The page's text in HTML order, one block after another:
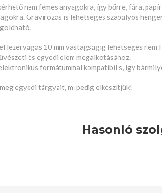
nem fémes anyagokra, így bőrre, fára,
Gravírozás is lehetséges szabályos
lézervágás 10 mm vastagságig lehetséges nem
és egyedi elem megalkotásához.
formátummal kompatibilis, így
egyedi tárgyait, mi pedig elkészítjük!
Hasonló